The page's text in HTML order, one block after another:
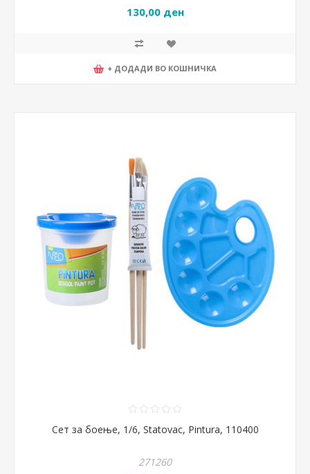
130,00 ден
+ ДОДАДИ ВО КОШНИЧКА
Сет за боење, 1/6, Statovac, Pintura, 110400
271260